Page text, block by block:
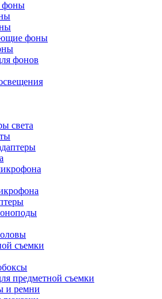
фоны
фоны
фонов
света
съемки
предметной съемки
и ремни